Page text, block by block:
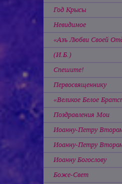
Год Крысы
Невидимое
«Азъ Любви Своей
(И.Б.)
Спешите!
Первосвященнику
«Великое Белое
Поздравления Мои
Иоанну-Петру
Иоанну-Петру
Иоанну Богослову
Боже-Свет